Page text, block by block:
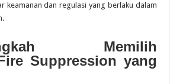
keamanan dan regulasi yang berlaku dalam
langkah Memilih
Suppression yang